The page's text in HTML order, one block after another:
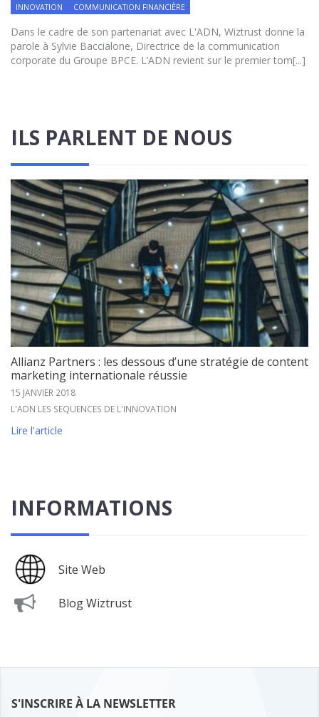
INNOVATION COMMUNICATION FINANCIÈRE
Dans le cadre de son partenariat avec L'ADN, Wiztrust donne la
parole à Sylvie Baccialone, Directrice de la communication
corporate du Groupe BPCE. L’ADN revient sur le premier tom[...]
ILS PARLENT DE NOUS
Allianz Partners : les dessous d’une stratégie de content
marketing internationale réussie
15 JANVIER 2018
L'ADN LES SEQUENCES DE L'INNOVATION
Lire l'article
INFORMATIONS
Site Web
Blog Wiztrust
S'INSCRIRE À LA NEWSLETTER